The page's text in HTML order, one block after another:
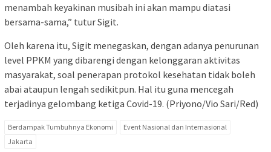
menambah keyakinan musibah ini akan mampu diatasi
bersama-sama,” tutur Sigit.
Oleh karena itu, Sigit menegaskan, dengan adanya penurunan
level PPKM yang dibarengi dengan kelonggaran aktivitas
masyarakat, soal penerapan protokol kesehatan tidak boleh
abai ataupun lengah sedikitpun. Hal itu guna mencegah
terjadinya gelombang ketiga Covid-19. (Priyono/Vio Sari/Red)
Berdampak Tumbuhnya Ekonomi
Event Nasional dan Internasional
Jakarta